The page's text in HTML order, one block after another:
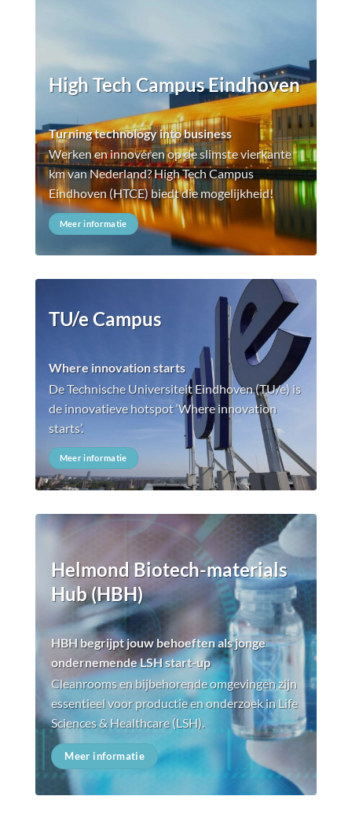
High Tech Campus Eindhoven
Turning technology into business
Werken en innoveren op de slimste vierkante
km van Nederland? High Tech Campus
Eindhoven (HTCE) biedt die mogelijkheid!
Meer informatie
TU/e Campus
Where innovation starts
De Technische Universiteit Eindhoven (TU/e) is
de innovatieve hotspot ‘Where innovation
starts’.
Meer informatie
Helmond Biotech-materials
Hub (HBH)
HBH begrijpt jouw behoeften als jonge
ondernemende LSH start-up
Cleanrooms en bijbehorende omgevingen zijn
essentieel voor productie en onderzoek in Life
Sciences & Healthcare (LSH).
Meer informatie